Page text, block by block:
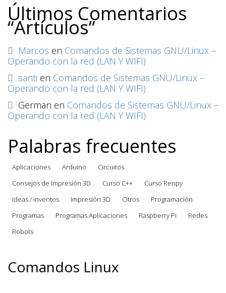
Últimos Comentarios
“Artículos”
Marcos en Comandos de Sistemas GNU/Linux –
Operando con la red (LAN Y WIFI)
santi en Comandos de Sistemas GNU/Linux –
Operando con la red (LAN Y WIFI)
German en Comandos de Sistemas GNU/Linux –
Operando con la red (LAN Y WIFI)
Palabras frecuentes
Aplicaciones Arduino
Circuitos
Consejos de Impresión 3D
Curso C++
Curso Renpy
Ideas / inventos
Impresión 3D Otros
Programación
Programas
Programas Aplicaciones Raspberry Pi
Redes
Robots
Comandos Linux